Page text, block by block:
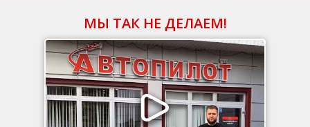
МЫ ТАК НЕ ДЕЛАЕМ!